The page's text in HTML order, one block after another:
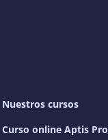
Nuestros cursos
Curso online Aptis Pro